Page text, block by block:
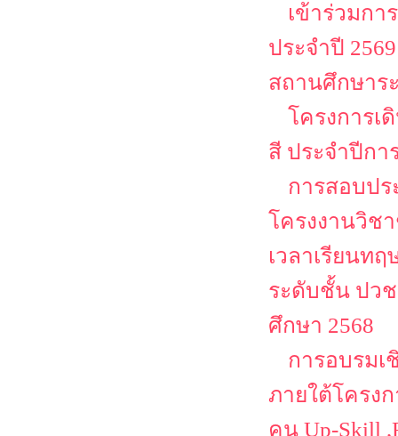
เข้าร่วมกา
ประจำปี
สถานศึกษาร
โครงการเ
สี ประจำปีกา
การสอบปร
โครงงานวิช
เวลาเรียนท
ระดับชั้น ปว
ศึกษา 2568
การอบรม
ภายใต้โครง
คน Up-Skill